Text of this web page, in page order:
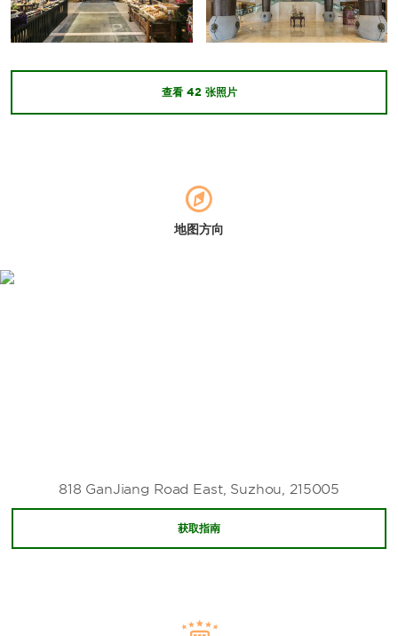
查看 42张照片
地图方向
818 GanJiang Road East, Suzhou, 215005
获取指南